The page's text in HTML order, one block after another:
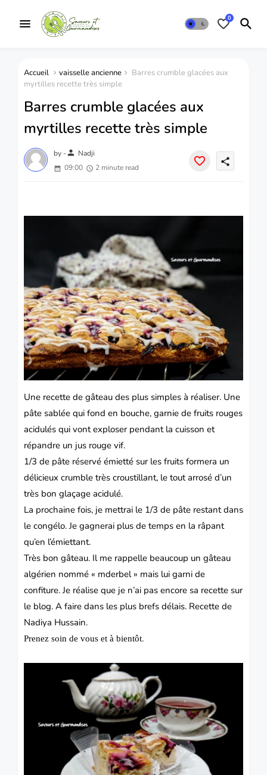
0
Accueil vaisselle ancienne
Barres crumble glacées aux
myrtilles recette très simple
Barres crumble glacées aux
myrtilles recette très simple
by -person Nadji
09:00
2 minute read
share
Une recette de gâteau des plus simples à réaliser. Une
pâte sablée qui fond en bouche, garnie de fruits rouges
acidulés qui vont exploser pendant la cuisson et
répandre un jus rouge vif.
1/3 de pâte réservé émietté sur les fruits formera un
délicieux crumble très croustillant, le tout arrosé d’un
très bon glaçage acidulé.
La prochaine fois, je mettrai le 1/3 de pâte restant dans
le congélo. Je gagnerai plus de temps en la râpant
qu’en l’émiettant.
Très bon gâteau. Il me rappelle beaucoup un gâteau
algérien nommé « mderbel » mais lui garni de
confiture. Je réalise que je n’ai pas encore sa recette sur
le blog. A faire dans les plus brefs délais. Recette de
Nadiya Hussain.
Prenez soin de vous et à bientôt.